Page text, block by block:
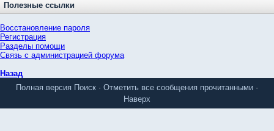
Полезные ссылки
Восстановление пароля
Регистрация
Разделы помощи
Связь с администрацией форума
Назад
Полная версия Поиск · Отметить все сообщения прочитанными ·
Наверх